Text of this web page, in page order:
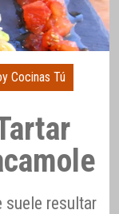
Cocinas Tú
suele resultar